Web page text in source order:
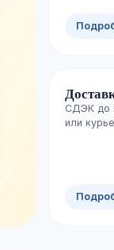
СДЭК до
или